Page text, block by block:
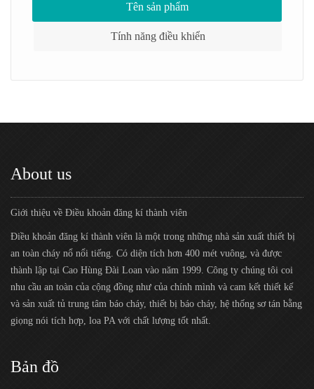
Tên sản phẩm
Tính năng điều khiển
About us
Giới thiệu về Điều khoản đăng kí thành viên
Điều khoản đăng kí thành viên là một trong những nhà sản xuất thiết bị
an toàn cháy nổ nổi tiếng. Có diện tích hơn 400 mét vuông, và được
thành lập tại Cao Hùng Đài Loan vào năm 1999. Công ty chúng tôi coi
nhu cầu an toàn của cộng đồng như của chính mình và cam kết thiết kế
và sản xuất tủ trung tâm báo cháy, thiết bị báo cháy, hệ thống sơ tán bằng
giọng nói tích hợp, loa PA với chất lượng tốt nhất.
Bản đồ